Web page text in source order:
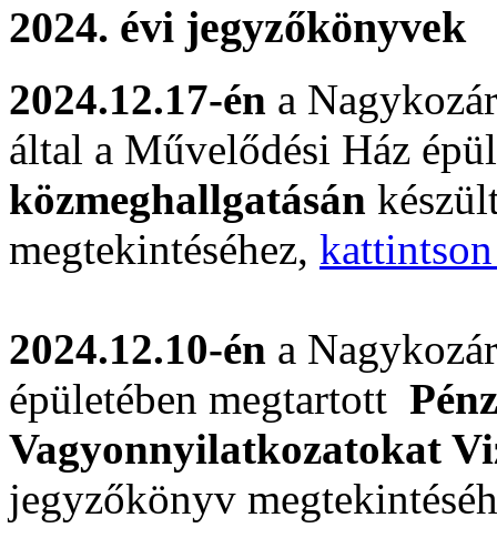
2024. évi jegyzőkönyvek
2024.12.17-én a
által a Művelődési Ház
közmeghallgatásán
megtekintéséhez,
2024.12.10-én a
épületében megtartott
Vagyonnyilatkozatokat
jegyzőkönyv